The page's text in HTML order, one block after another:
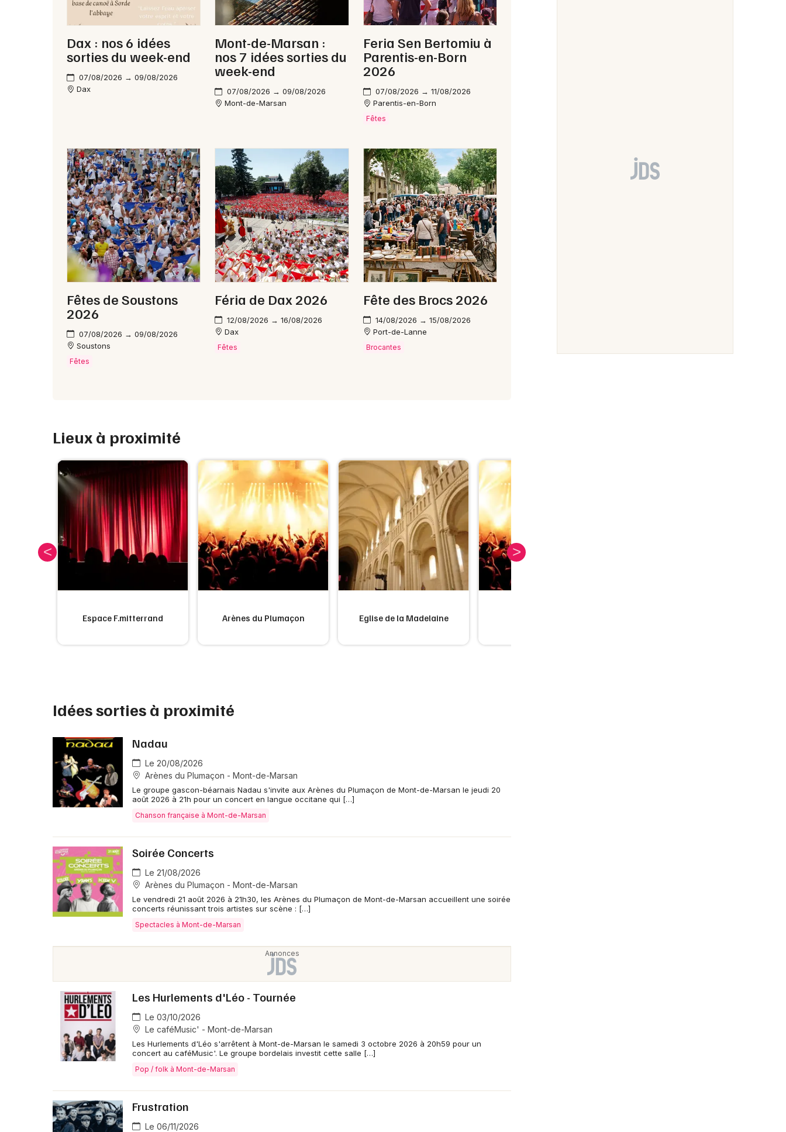
Dax : nos 6 idées
sorties du week-end
07/08/2026 → 09/08/2026
Dax
Mont-de-Marsan :
nos 7 idées sorties du
week-end
07/08/2026 → 09/08/2026
Mont-de-Marsan
Feria Sen Bertomiu à
Parentis-en-Born
2026
07/08/2026 → 11/08/2026
Parentis-en-Born
Fêtes
Fêtes de Soustons
2026
07/08/2026 → 09/08/2026
Soustons
Fêtes
Féria de Dax 2026
12/08/2026 → 16/08/2026
Dax
Fêtes
Fête des Brocs 2026
14/08/2026 → 15/08/2026
Port-de-Lanne
Brocantes
Lieux à proximité
Espace F.mitterrand Arènes du Plumaçon Eglise de la Madelaine
Idées sorties à proximité
Nadau
Le 20/08/2026
Arènes du Plumaçon - Mont-de-Marsan
Le groupe gascon-béarnais Nadau s'invite aux Arènes du Plumaçon de Mont-de-Marsan le jeudi 20
août 2026 à 21h pour un concert en langue occitane qui […]
Chanson française à Mont-de-Marsan
Soirée Concerts
Le 21/08/2026
Arènes du Plumaçon - Mont-de-Marsan
Le vendredi 21 août 2026 à 21h30, les Arènes du Plumaçon de Mont-de-Marsan accueillent une soirée
concerts réunissant trois artistes sur scène : […]
Spectacles à Mont-de-Marsan
Les Hurlements d'Léo - Tournée
Le 03/10/2026
Le caféMusic' - Mont-de-Marsan
Les Hurlements d'Léo s'arrêtent à Mont-de-Marsan le samedi 3 octobre 2026 à 20h59 pour un
concert au caféMusic'. Le groupe bordelais investit cette salle […]
Pop / folk à Mont-de-Marsan
Frustration
Le 06/11/2026